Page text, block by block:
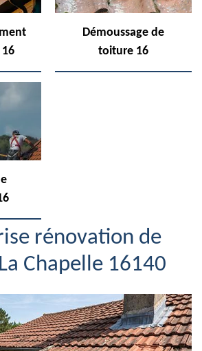
Démoussage de
toiture 16
rénovation de
Chapelle 16140